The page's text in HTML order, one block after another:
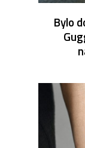
Bylo